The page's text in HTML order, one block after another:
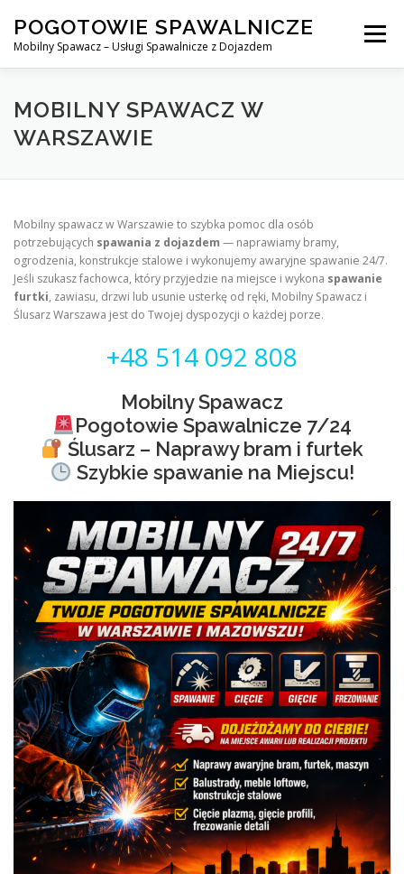
content
POGOTOWIE SPAWALNICZE
Mobilny Spawacz – Usługi Spawalnicze z Dojazdem
Menu
MOBILNY SPAWACZ WARSZAWA
KONTAKT
MOBILNY SPAWACZ W
WARSZAWIE
Mobilny spawacz w Warszawie to szybka pomoc dla osób
potrzebujących spawania z dojazdem — naprawiamy bramy,
ogrodzenia, konstrukcje stalowe i wykonujemy awaryjne spawanie 24/7.
Jeśli szukasz fachowca, który przyjedzie na miejsce i wykona spawanie
furtki, zawiasu, drzwi lub usunie usterkę od ręki, Mobilny Spawacz i
Ślusarz Warszawa jest do Twojej dyspozycji o każdej porze.
+48 514 092 808
Mobilny Spawacz
Pogotowie Spawalnicze 7/24
Ślusarz – Naprawy bram i furtek
Szybkie spawanie na Miejscu!